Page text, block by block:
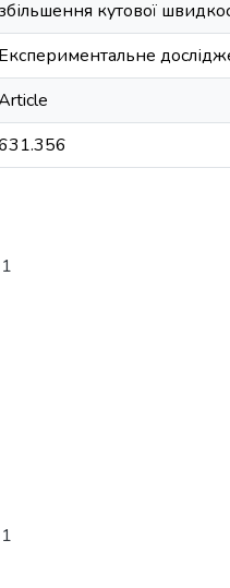
кутової
Експериментальне